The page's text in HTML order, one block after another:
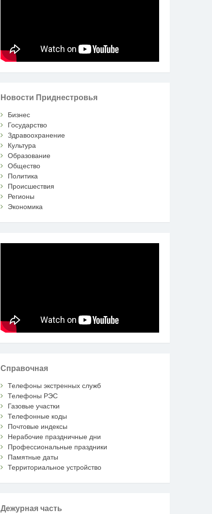
Новости Приднестровья
Бизнес
Государство
Здравоохранение
Культура
Образование
Общество
Политика
Происшествия
Регионы
Экономика
Справочная
Телефоны экстренных служб
Телефоны РЭС
Газовые участки
Телефонные коды
Почтовые индексы
Нерабочие праздничные дни
Профессиональные праздники
Памятные даты
Территориальное устройство
Дежурная часть